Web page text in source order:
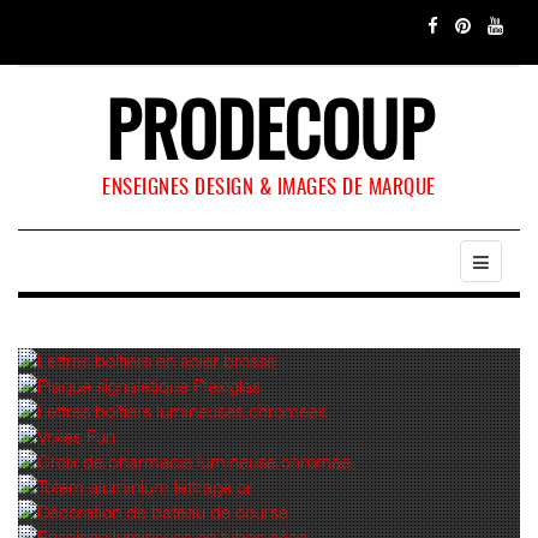
PRODECOUP
ENSEIGNES DESIGN & IMAGES DE MARQUE